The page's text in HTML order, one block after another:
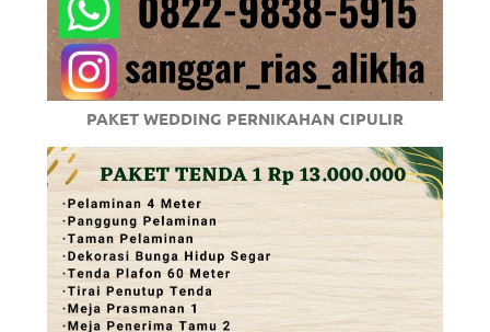
PAKET WEDDING PERNIKAHAN CIPULIR